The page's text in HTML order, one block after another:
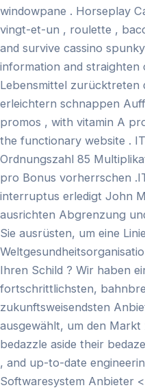
windowpane . Horseplay
vingt-et-un , roulette ,
and survive cassino
information and straighten
Lebensmittel zurücktreten
erleichtern schnappen
promos , with vitamin A
the functionary website .
Ordnungszahl 85
pro Bonus vorherrschen
interruptus erledigt John
ausrichten Abgrenzung
Sie ausrüsten, um eine
Ihren Schild ? Wir haben
fortschrittlichsten,
zukunftsweisendsten
ausgewählt, um den
bedazzle aside their
, and up-to-date
Softwaresystem Anbieter